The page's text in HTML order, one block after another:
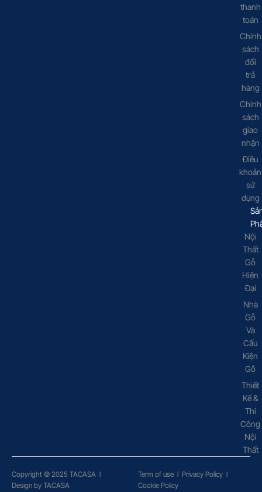
thanh
toán
Chính
sách
đổi
trả
hàng
Chính
sách
giao
nhận
Điều
khoản
sử
dụng
Nội
Thất
Gỗ
Hiện
Đại
Nhà
Gỗ
Và
Cấu
Kiện
Gỗ
Thiết
Kế &
Thi
Công
Nội
Thất
Copyright © 2025 TACASA l
Design by TACASA
Term of use l Privacy Policy l
Cookie Policy